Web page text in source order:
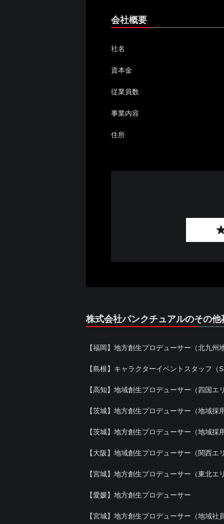
会社概要
社名
資本金
従業員数
事業内容
住所
株式会社パンクチュアルのその他
【福岡】地方創生プロデューサー（北九州
【島根】キャラクターイベントスタッフ
【高知】地域創生プロデューサー（四国エ
【茨城】地方創生プロデューサー（地域
【茨城】地方創生プロデューサー（地域
【大阪】地域創生プロデューサー（関西エ
【宮城】地方創生プロデューサー（東北エ
【愛媛】地方創生プロデューサー
【宮城】地方創生プロデューサー（地域社